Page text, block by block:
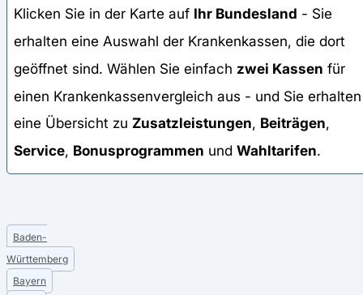
Klicken Sie in der Karte auf Ihr Bundesland - Sie
erhalten eine Auswahl der Krankenkassen, die dort
geöffnet sind. Wählen Sie einfach zwei Kassen für
einen Krankenkassenvergleich aus - und Sie erhalten
eine Übersicht zu Zusatzleistungen, Beiträgen,
Service, Bonusprogrammen und Wahltarifen.
Baden-
Württemberg
Bayern